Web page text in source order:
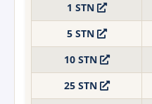
1 STN
5 STN
10 STN
25 STN